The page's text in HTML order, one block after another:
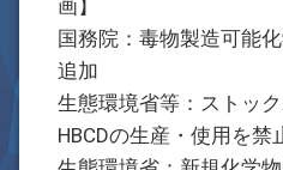
画】
国務院：毒物製造可能
追加
生態環境省等：ストッ
HBCDの生産・使用を禁